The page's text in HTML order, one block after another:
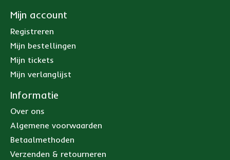
Mijn account
Registreren
Mijn bestellingen
Mijn tickets
Mijn verlanglijst
Informatie
Over ons
Algemene voorwaarden
Betaalmethoden
Verzenden & retourneren